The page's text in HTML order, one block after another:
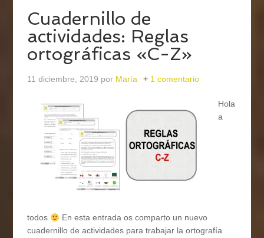
Cuadernillo de
actividades: Reglas
ortográficas «C-Z»
11 diciembre, 2019 por María 1 comentario
Hola
a
todos
En esta entrada os comparto un nuevo
cuadernillo de actividades para trabajar la ortografía